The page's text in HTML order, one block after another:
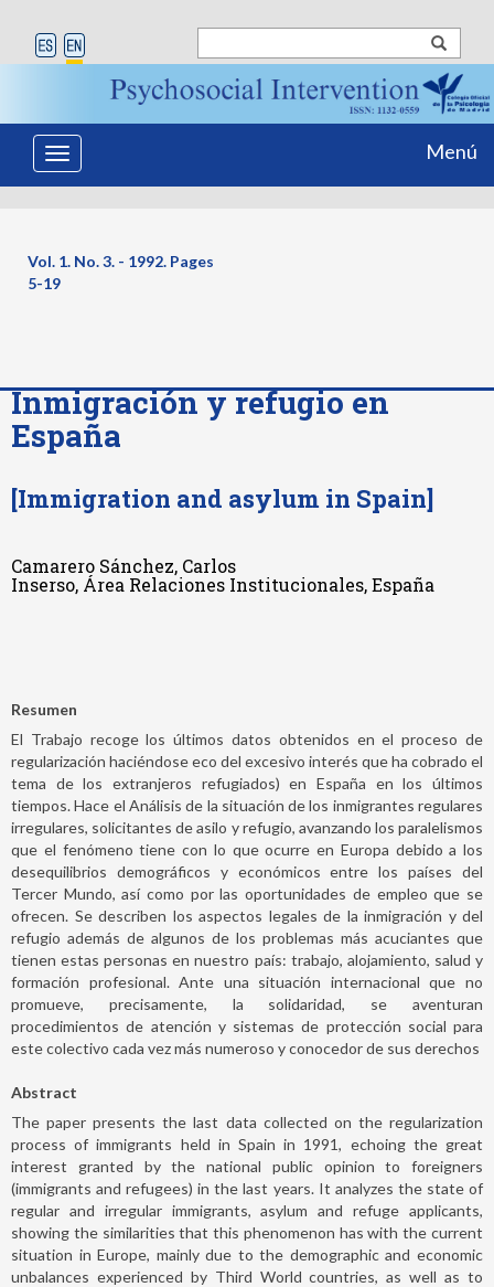
Toggle
navigation
Menú
Vol. 1. No. 3. - 1992. Pages
5-19
Inmigración y refugio en
España
[Immigration and asylum in Spain]
Camarero Sánchez, Carlos
Inserso, Área Relaciones Institucionales, España
Resumen
El Trabajo recoge los últimos datos obtenidos en el proceso de
regularización haciéndose eco del excesivo interés que ha cobrado el
tema de los extranjeros refugiados) en España en los últimos
tiempos. Hace el Análisis de la situación de los inmigrantes regulares
irregulares, solicitantes de asilo y refugio, avanzando los paralelismos
que el fenómeno tiene con lo que ocurre en Europa debido a los
desequilibrios demográficos y económicos entre los países del
Tercer Mundo, así como por las oportunidades de empleo que se
ofrecen. Se describen los aspectos legales de la inmigración y del
refugio además de algunos de los problemas más acuciantes que
tienen estas personas en nuestro país: trabajo, alojamiento, salud y
formación profesional. Ante una situación internacional que no
promueve, precisamente, la solidaridad, se aventuran
procedimientos de atención y sistemas de protección social para
este colectivo cada vez más numeroso y conocedor de sus derechos
Abstract
The paper presents the last data collected on the regularization
process of immigrants held in Spain in 1991, echoing the great
interest granted by the national public opinion to foreigners
(immigrants and refugees) in the last years. It analyzes the state of
regular and irregular immigrants, asylum and refuge applicants,
showing the similarities that this phenomenon has with the current
situation in Europe, mainly due to the demographic and economic
unbalances experienced by Third World countries, as well as to